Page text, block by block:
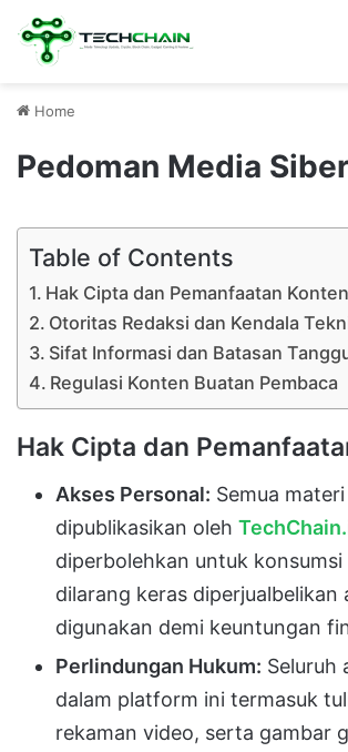
Home
Pedoman Media Siber
Table of Contents
Hak Cipta dan Pemanfaatan Konten
Otoritas Redaksi dan Kendala
Sifat Informasi dan Batasan
Regulasi Konten Buatan Pembaca
Hak Cipta dan
Akses Personal: Semua
dipublikasikan oleh
diperbolehkan untuk konsumsi
dilarang keras diperjualbelikan
digunakan demi keuntungan
Perlindungan Hukum: Seluruh
dalam platform ini termasuk
rekaman video, serta gambar